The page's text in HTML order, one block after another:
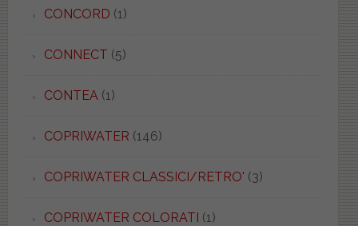
CONCORD (1)
CONNECT (5)
CONTEA (1)
COPRIWATER (146)
COPRIWATER CLASSICI/RETRO' (3)
COPRIWATER COLORATI (1)